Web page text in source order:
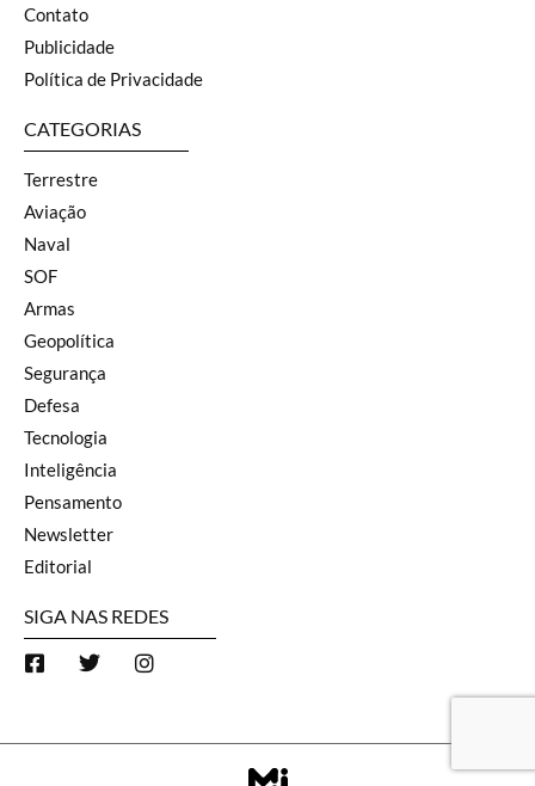
Contato
Publicidade
Política de Privacidade
CATEGORIAS
Terrestre
Aviação
Naval
SOF
Armas
Geopolítica
Segurança
Defesa
Tecnologia
Inteligência
Pensamento
Newsletter
Editorial
SIGA NAS REDES